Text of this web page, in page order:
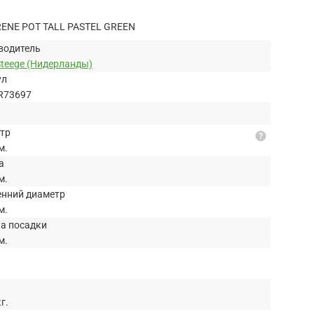
POT TALL PASTEL GREEN
(Нидерланды)
диаметр
посадки
help